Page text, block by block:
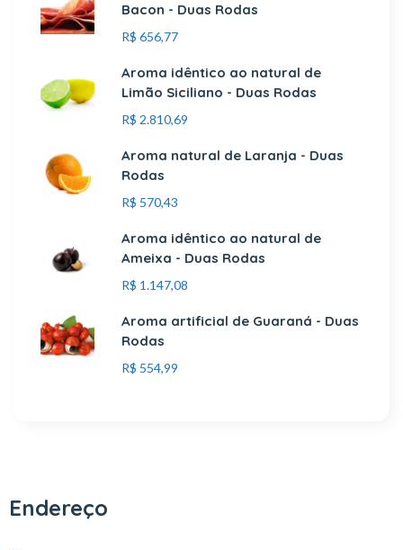
Bacon - Duas Rodas
R$ 656,77
Aroma idêntico ao natural de
Limão Siciliano - Duas Rodas
R$ 2.810,69
Aroma natural de Laranja - Duas
Rodas
R$ 570,43
Aroma idêntico ao natural de
Ameixa - Duas Rodas
R$ 1.147,08
Aroma artificial de Guaraná - Duas
Rodas
R$ 554,99
Endereço